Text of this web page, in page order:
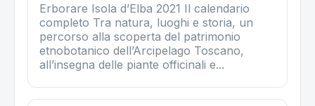
Erborare Isola d’Elba 2021 Il calendario
completo Tra natura, luoghi e storia, un
percorso alla scoperta del patrimonio
etnobotanico dell’Arcipelago Toscano,
all’insegna delle piante officinali e...